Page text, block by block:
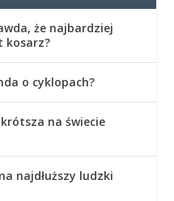
że najbardziej
kosarz?
o cyklopach?
na świecie
najdłuższy ludzki